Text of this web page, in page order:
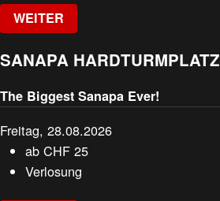
WEITER
SANAPA HARDTURMPLATZ
The Biggest Sanapa Ever!
Freitag, 28.08.2026
abCHF 25
Verlosung